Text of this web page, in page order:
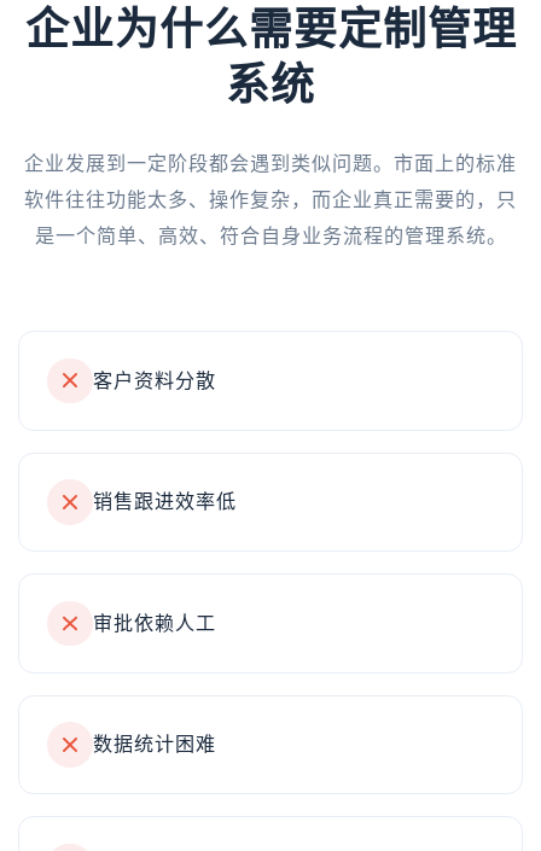
企业为什么需要定制管理
系统
企业发展到一定阶段都会遇到类似问题。市面上的标准
软件往往功能太多、操作复杂，而企业真正需要的，只
是一个简单、高效、符合自身业务流程的管理系统。
客户资料分散
销售跟进效率低
审批依赖人工
数据统计困难